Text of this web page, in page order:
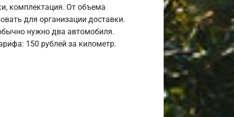
комплектация. От объема
для организации доставки.
нужно два автомобиля.
150 рублей за километр.